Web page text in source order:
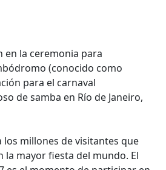
en la ceremonia para
(conocido como
para el carnaval
de samba en Río de Janeiro,
millones de visitantes que
la mayor fiesta del mundo. El